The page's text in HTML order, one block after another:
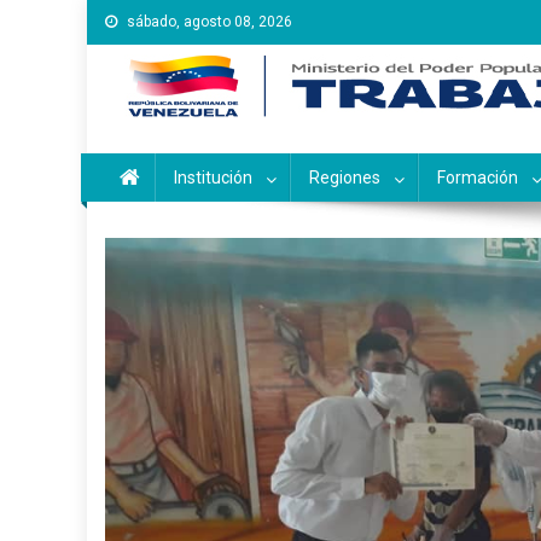
Saltar
al
contenido
sábado, agosto 08, 2026
Instituto Nacional de
Inces
Institución Regiones Formación